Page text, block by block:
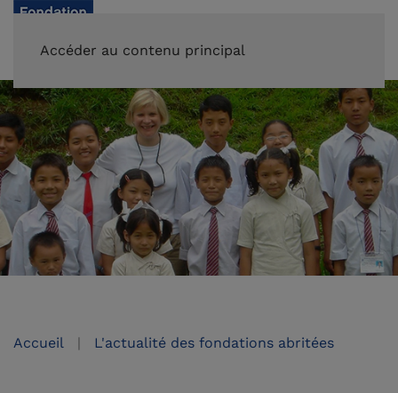
Accéder au contenu principal
Accueil L'actualité des fondations abritées